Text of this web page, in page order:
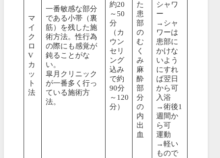
マ
イ
ク
ロ
V
カ
ッ
ト
法
一番敏感な部分
である小帯（裏
筋）を残した施
術方法。性行為
の際にも感覚が
鈍ることがな
い。
皐月クリニック
が一番多く行っ
ている施術方
法。
約20
～50
分
（カ
ウン
セリ
ング
込み
で約
90分
～120
分）
た
患
部
の
む
く
み
麻
酔
部
分
の
内
出
血
シャワ
ー
→シャ
ワーは
患部に
かけな
いよう
にすれ
ば翌日
から可
入浴
→術後1
週間か
ら可
運動
→軽い
もので